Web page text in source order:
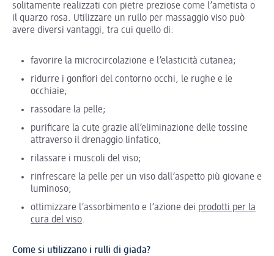
solitamente realizzati con pietre preziose come l’ametista o
il quarzo rosa. Utilizzare un rullo per massaggio viso può
avere diversi vantaggi, tra cui quello di:
favorire la microcircolazione e l’elasticità cutanea;
ridurre i gonfiori del contorno occhi, le rughe e le
occhiaie;
rassodare la pelle;
purificare la cute grazie all’eliminazione delle tossine
attraverso il drenaggio linfatico;
rilassare i muscoli del viso;
rinfrescare la pelle per un viso dall’aspetto più giovane e
luminoso;
ottimizzare l’assorbimento e l’azione dei prodotti per la
cura del viso.
Come si utilizzano i rulli di giada?